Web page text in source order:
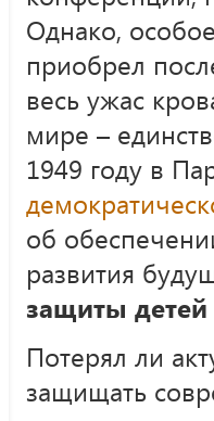
Однако,
приобрел
весь ужас
мире –
1949 году в
об
развития
защиты детей
Потерял ли
защищать